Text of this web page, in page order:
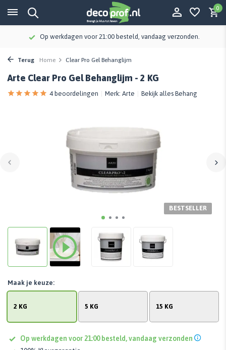
0
Op werkdagen voor 21:00 besteld, vandaag verzonden.
Terug Home Clear Pro Gel Behanglijm
Arte Clear Pro Gel Behanglijm - 2 KG
4 beoordelingen Merk: Arte Bekijk alles Behang
BESTSELLER
2 KG 5 KG 15 KG
Maak je keuze:
Op werkdagen voor 21:00 besteld, vandaag verzonden